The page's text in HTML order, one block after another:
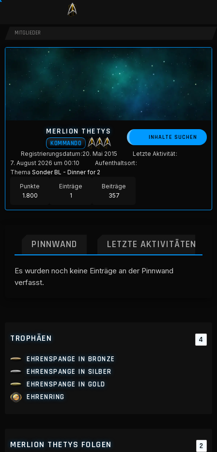
MITGLIEDER
MERLION THETYS
KOMMANDO
Punkte
1.800
Einträge
1
Beiträge
357
INHALTE SUCHEN
Registrierungsdatum 20. Mai 2015
Letzte Aktivität
7. August 2026 um 00:10
Aufenthaltsort
Thema Sonder BL - Dinner for 2
PINNWAND LETZTE AKTIVITÄTEN
Es wurden noch keine Einträge an der Pinnwand
verfasst.
TROPHÄEN 4
EHRENSPANGE IN BRONZE
EHRENSPANGE IN SILBER
EHRENSPANGE IN GOLD
EHRENRING
MERLION THETYS FOLGEN 2